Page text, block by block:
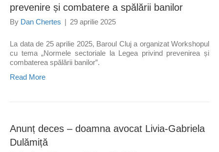
prevenire și combatere a spălării banilor
By Dan Chertes | 29 aprilie 2025
La data de 25 aprilie 2025, Baroul Cluj a organizat Workshopul
cu tema „Normele sectoriale la Legea privind prevenirea și
combaterea spălării banilor”.
Read More
Anunț deces – doamna avocat Livia-Gabriela
Dulămiță